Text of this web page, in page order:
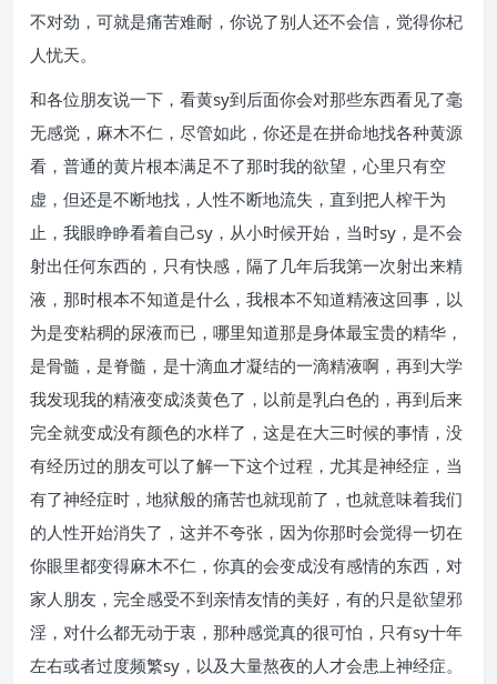
不对劲，可就是痛苦难耐，你说了别人还不会信，觉得你杞
人忧天。
和各位朋友说一下，看黄sy到后面你会对那些东西看见了毫
无感觉，麻木不仁，尽管如此，你还是在拼命地找各种黄源
看，普通的黄片根本满足不了那时我的欲望，心里只有空
虚，但还是不断地找，人性不断地流失，直到把人榨干为
止，我眼睁睁看着自己sy，从小时候开始，当时sy，是不会
射出任何东西的，只有快感，隔了几年后我第一次射出来精
液，那时根本不知道是什么，我根本不知道精液这回事，以
为是变粘稠的尿液而已，哪里知道那是身体最宝贵的精华，
是骨髓，是脊髓，是十滴血才凝结的一滴精液啊，再到大学
我发现我的精液变成淡黄色了，以前是乳白色的，再到后来
完全就变成没有颜色的水样了，这是在大三时候的事情，没
有经历过的朋友可以了解一下这个过程，尤其是神经症，当
有了神经症时，地狱般的痛苦也就现前了，也就意味着我们
的人性开始消失了，这并不夸张，因为你那时会觉得一切在
你眼里都变得麻木不仁，你真的会变成没有感情的东西，对
家人朋友，完全感受不到亲情友情的美好，有的只是欲望邪
淫，对什么都无动于衷，那种感觉真的很可怕，只有sy十年
左右或者过度频繁sy，以及大量熬夜的人才会患上神经症。